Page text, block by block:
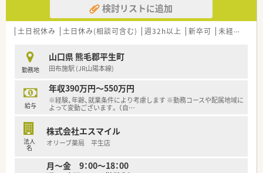
【勤務実態について】
■月火水金は18時までの勤務となっており、夕方以降の時間を
プライベートやご家族のために有効に活用することが可能で
■木曜日と土曜日は午前中を中心とした勤務体制を組んでおり、
週40時間以内のシフト制にて無理なく働ける環境です。
■残業はほとんど発生しないため、日祝休みに加えて長期休暇を
確保しながらオンとオフのメリハリをつけて勤務できます。
【想定される業務内容】
■医師から受け付けた処方箋に基づく正確な調剤業務や監査、そ
■お薬を安全に服用していただくための適切な薬歴管理に加え、
調剤報酬の請求に関わるレセプト業務にも携わります。
への対応やセルフメディケーションの推進サポートも行いま
検討リストに追加
土日祝休み 土日休み(相談可含む) 週32h以上 新卒可 未経験可
勤務地
山口県 熊毛郡平生町
田布施駅 (JR山陽本線)
給与
年収390万円～550万円
※経験、年齢、就業条件により考慮します ※勤務コースや配属地域に
よって変動ございます。 （自…
法人
名
株式会社エスマイル
オリーブ薬局 平生店
月～金 9：00～18：00